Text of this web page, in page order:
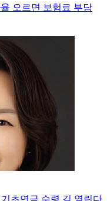
오르면 보험료 부담